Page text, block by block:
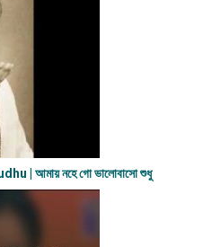
| আমায় নহে গো ভালোবাসো শুধু